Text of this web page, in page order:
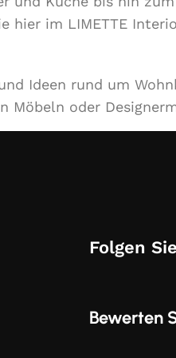
im LIMETTE
Ideen rund um
Möbeln oder
– und trotzdem
moderne und
Wünschen zu
Folgen
Bewerten